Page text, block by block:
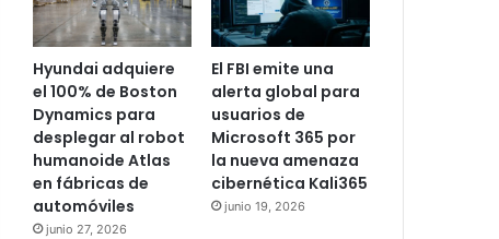
Hyundai adquiere
el 100% de Boston
Dynamics para
desplegar al robot
humanoide Atlas
en fábricas de
automóviles
junio 27, 2026
El FBI emite una
alerta global para
usuarios de
Microsoft 365 por
la nueva amenaza
cibernética Kali365
junio 19, 2026